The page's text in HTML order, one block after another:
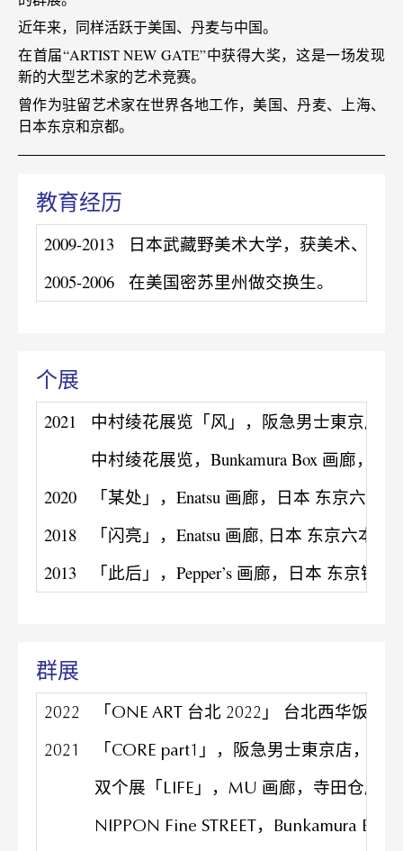
近年来，同样活跃于美国、丹麦与中国。
在⾸届“ARTIST NEW GATE”中获得⼤奖，这是⼀场发现
新的⼤型艺术家的艺术竞赛。
曾作为驻留艺术家在世界各地⼯作，美国、丹麦、上海、
⽇本东京和京都。
教育经历
2009-2013
日本武藏野美术大学，获美术、版
2005-2006
在美国密苏里州做交换生。
个展
2021
中村绫花展览「⻛」，阪急男士東京店
中村绫花展览，Bunkamura Box 画廊，日
2020
「某处」，Enatsu 画廊，日本 东京六本木
2018
「闪亮」，Enatsu 画廊, 日本 东京六本木
2013
「此后」，Pepper’s 画廊，日本 东京银座
群展
2022
「ONE ART 台北 2022」 台北⻄华饭店,
2021
「CORE part1」，阪急男士東京店，日
双个展「LIFE」，MU 画廊，寺田仓库 ii
NIPPON Fine STREET，Bunkamura Box